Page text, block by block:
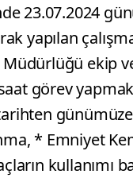
23.07.2024
yapılan
ekip
görev
günümüze
* Emniyet
kullanımı